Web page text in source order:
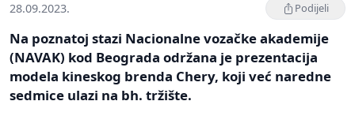
28.09.2023. Podijeli
Na poznatoj stazi Nacionalne vozačke akademije
(NAVAK) kod Beograda održana je prezentacija
modela kineskog brenda Chery, koji već naredne
sedmice ulazi na bh. tržište.